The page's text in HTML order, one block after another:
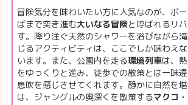
冒険気分を味わいたい方に人気なのが、ボ
ばまで突き進む大いなる冒険と呼ばれるリ
す。降り注ぐ天然のシャワーを浴びながら
じるアクティビティは、ここでしか味わえ
います。また、公園内を走る環境列車は、
をゆっくりと進み、徒歩での散策とは一味
息吹を感じさせてくれます。静かに自然を
は、ジャングルの奥深くを散策するマクコ